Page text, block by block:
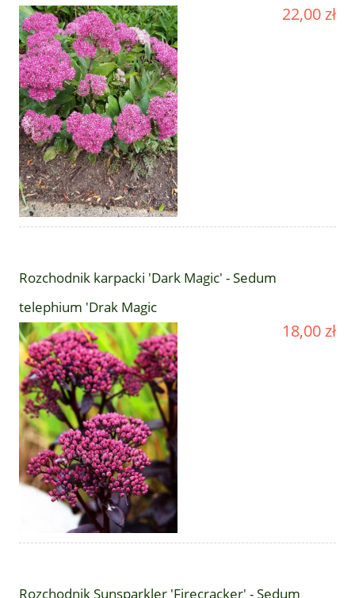
22,00 zł
Rozchodnik karpacki 'Dark Magic' - Sedum
telephium 'Drak Magic
18,00 zł
Rozchodnik Sunsparkler 'Firecracker' - Sedum